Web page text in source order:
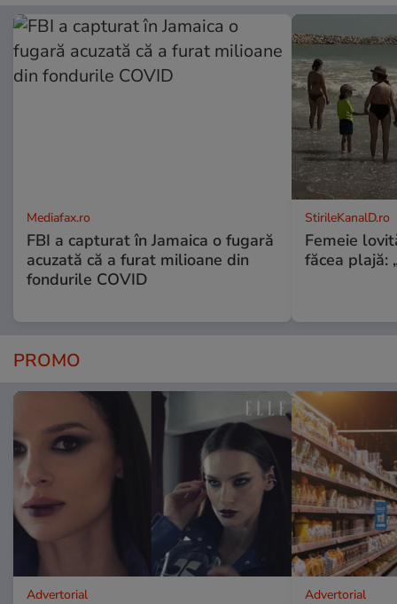
Mediafax.ro
FBI a capturat în Jamaica o fugară
acuzată că a furat milioane din
fondurile COVID
StirileKanalD.ro
Femeie
făcea plajă:
PROMO
Advertorial Advertorial